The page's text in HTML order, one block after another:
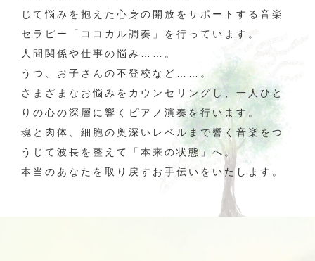
じて悩みを抱えた心身の開放をサポートする音楽
セラピー「ココカル調奏」を行っています。
人間関係や仕事の悩み……。
うつ、お子さんの不登校など……。
さまざまなお悩みをカウンセリングし、一人ひと
りの心の深層に響くピアノ演奏を行います。
魂と肉体、細胞の奥深いレベルまで響く音楽をつ
うじて波長を整えて「本来の状態」へ。
本当のあなたを取り戻すお手伝いをいたします。